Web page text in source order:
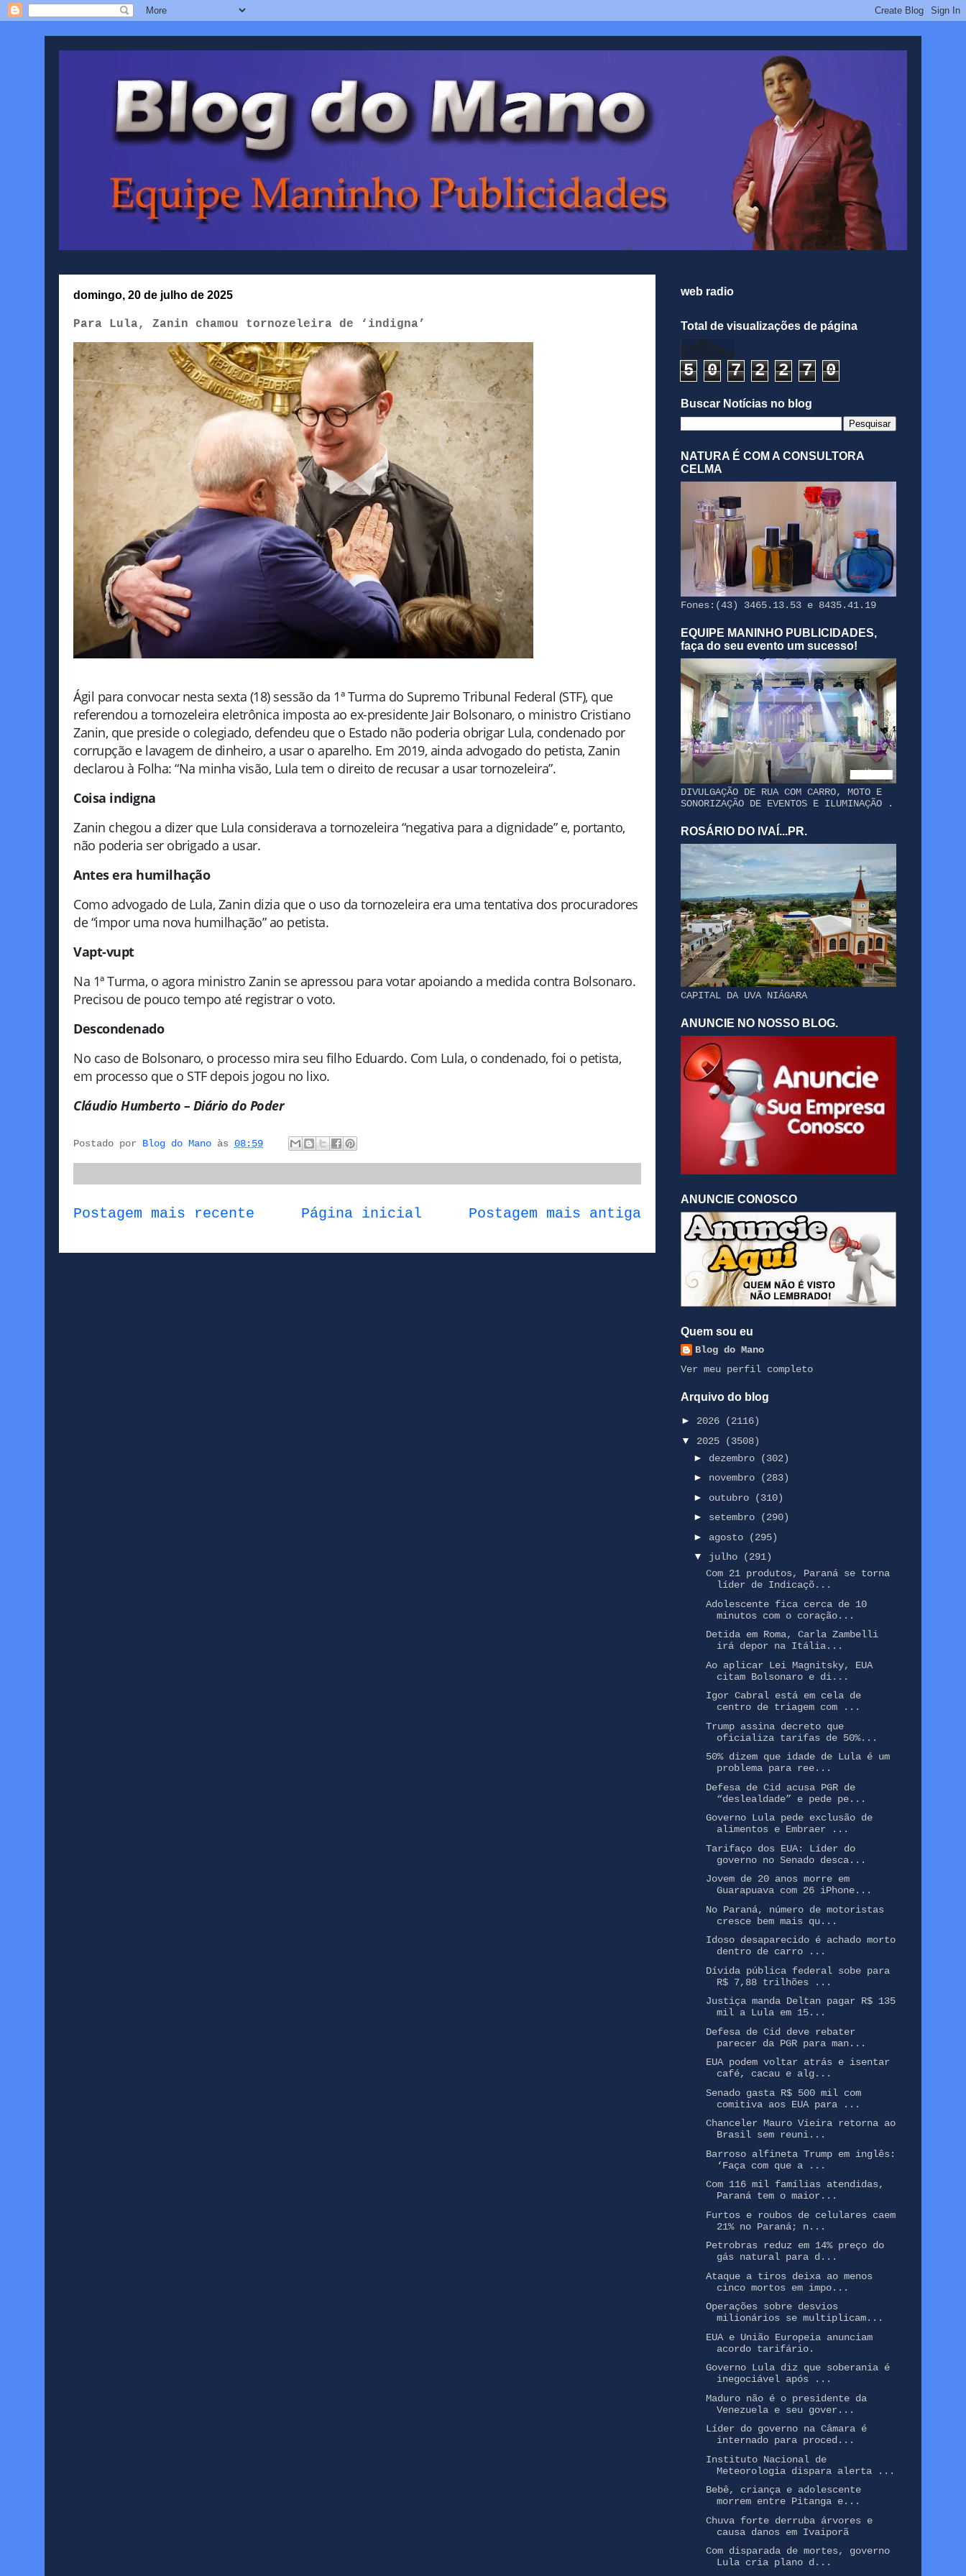
domingo, 20 de julho de 2025
Para Lula, Zanin chamou tornozeleira de ‘indigna’
Ágil para convocar nesta sexta (18) sessão da 1ª Turma do Supremo Tribunal Federal (STF), que
referendou a tornozeleira eletrônica imposta ao ex-presidente Jair Bolsonaro, o ministro Cristiano
Zanin, que preside o colegiado, defendeu que o Estado não poderia obrigar Lula, condenado por
corrupção e lavagem de dinheiro, a usar o aparelho. Em 2019, ainda advogado do petista, Zanin
declarou à Folha: “Na minha visão, Lula tem o direito de recusar a usar tornozeleira”.
Coisa indigna
Zanin chegou a dizer que Lula considerava a tornozeleira “negativa para a dignidade” e, portanto,
não poderia ser obrigado a usar.
Antes era humilhação
Como advogado de Lula, Zanin dizia que o uso da tornozeleira era uma tentativa dos procuradores
de “impor uma nova humilhação” ao petista.
Vapt-vupt
Na 1ª Turma, o agora ministro Zanin se apressou para votar apoiando a medida contra Bolsonaro.
Precisou de pouco tempo até registrar o voto.
Descondenado
No caso de Bolsonaro, o processo mira seu filho Eduardo. Com Lula, o condenado, foi o petista,
em processo que o STF depois jogou no lixo.
Cláudio Humberto – Diário do Poder
Postado por Blog do Mano às 08:59
Postagem mais recente Postagem mais antiga
Página inicial
web radio
Total de visualizações de página
5 0 7 2 2 7 0
Buscar Notícias no blog
NATURA É COM A CONSULTORA
CELMA
Fones:(43) 3465.13.53 e 8435.41.19
EQUIPE MANINHO PUBLICIDADES,
faça do seu evento um sucesso!
DIVULGAÇÃO DE RUA COM CARRO, MOTO E
SONORIZAÇÃO DE EVENTOS E ILUMINAÇÃO .
ROSÁRIO DO IVAÍ...PR.
CAPITAL DA UVA NIÁGARA
ANUNCIE NO NOSSO BLOG.
ANUNCIE CONOSCO
Quem sou eu
Blog do Mano
Ver meu perfil completo
Arquivo do blog
► 2026
(2116)
▼ 2025
(3508)
► dezembro
(302)
► novembro
(283)
► outubro
(310)
► setembro
(290)
► agosto
(295)
▼ julho
(291)
Com 21 produtos, Paraná se torna
líder de Indicaçõ...
Adolescente fica cerca de 10
minutos com o coração...
Detida em Roma, Carla Zambelli
irá depor na Itália...
Ao aplicar Lei Magnitsky, EUA
citam Bolsonaro e di...
Igor Cabral está em cela de
centro de triagem com ...
Trump assina decreto que
oficializa tarifas de 50%...
50% dizem que idade de Lula é um
problema para ree...
Defesa de Cid acusa PGR de
“deslealdade” e pede pe...
Governo Lula pede exclusão de
alimentos e Embraer ...
Tarifaço dos EUA: Líder do
governo no Senado desca...
Jovem de 20 anos morre em
Guarapuava com 26 iPhone...
No Paraná, número de motoristas
cresce bem mais qu...
Idoso desaparecido é achado morto
dentro de carro ...
Dívida pública federal sobe para
R$ 7,88 trilhões ...
Justiça manda Deltan pagar R$ 135
mil a Lula em 15...
Defesa de Cid deve rebater
parecer da PGR para man...
EUA podem voltar atrás e isentar
café, cacau e alg...
Senado gasta R$ 500 mil com
comitiva aos EUA para ...
Chanceler Mauro Vieira retorna ao
Brasil sem reuni...
Barroso alfineta Trump em inglês:
‘Faça com que a ...
Com 116 mil famílias atendidas,
Paraná tem o maior...
Furtos e roubos de celulares caem
21% no Paraná; n...
Petrobras reduz em 14% preço do
gás natural para d...
Ataque a tiros deixa ao menos
cinco mortos em impo...
Operações sobre desvios
milionários se multiplicam...
EUA e União Europeia anunciam
acordo tarifário.
Governo Lula diz que soberania é
inegociável após ...
Maduro não é o presidente da
Venezuela e seu gover...
Líder do governo na Câmara é
internado para proced...
Instituto Nacional de
Meteorologia dispara alerta ...
Bebê, criança e adolescente
morrem entre Pitanga e...
Chuva forte derruba árvores e
causa danos em Ivaiporã
Com disparada de mortes, governo
Lula cria plano d...